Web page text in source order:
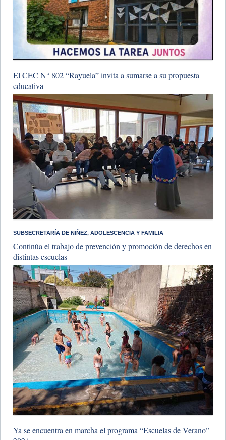
El CEC N° 802 “Rayuela” invita a sumarse a su propuesta
educativa
SUBSECRETARÍA DE NIÑEZ, ADOLESCENCIA Y FAMILIA
Continúa el trabajo de prevención y promoción de derechos en
distintas escuelas
​Ya se encuentra en marcha el programa “Escuelas de Verano”